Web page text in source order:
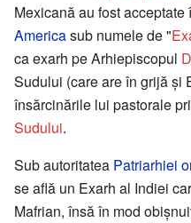
Mexicană au fost acceptate
Americasub numele de "
ca exarh pe Arhiepiscopul
Sudului (care are în grijă și
însărcinările lui pastorale
Sudului.
Sub autoritatea Patriarhiei
se află un Exarh al Indiei
Mafrian, însă în mod